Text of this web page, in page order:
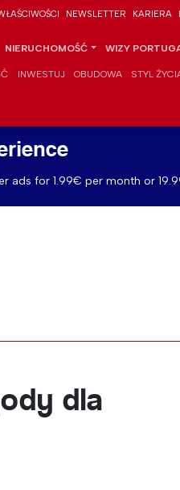
NEWSLETTER KARIERA
NIERUCHOMOŚĆ WIZY
INWESTUJ OBUDOWA STYL
ads for 1.99€ per month or
dla